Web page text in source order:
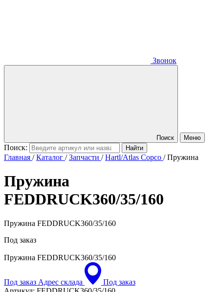
Звонок
Поиск Меню
Поиск:
Главная /Каталог /Запчасти /Hartl/Atlas Copco /Пружина
Пружина
FEDDRUCK360/35/160
Пружина FEDDRUCK360/35/160
Под заказ
Пружина FEDDRUCK360/35/160
Под заказ Адрес склада
Под заказ